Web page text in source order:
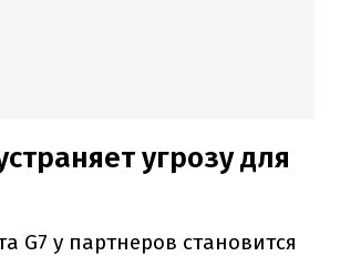
угрозу для
G7 у партнеров становится